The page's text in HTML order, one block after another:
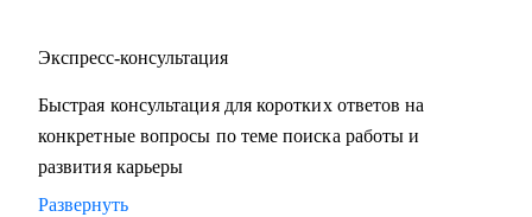
Экспресс-консультация
Быстрая консультация для коротких ответов на
конкретные вопросы по теме поиска работы и
развития карьеры
Развернуть